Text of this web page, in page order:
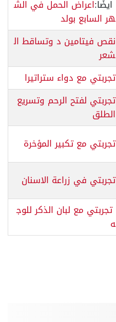
ايضًا:اعراض الحمل في الش
هر السابع بولد
نقص فيتامين د وتساقط ال
شعر
تجربتي مع دواء ستراتيرا
تجربتي لفتح الرحم وتسريع
الطلق
تجربتي مع تكبير المؤخرة
تجربتي في زراعة الاسنان
تجربتي مع لبان الذكر للوج
ه